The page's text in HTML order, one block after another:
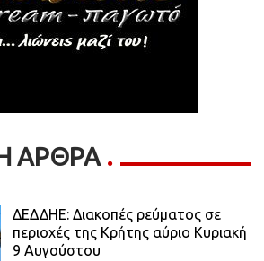
ΑΡΘΡΑ
ΔΕΔΔΗΕ: Διακοπές ρεύματος σε
περιοχές της Κρήτης αύριο Κυριακή
9 Αυγούστου